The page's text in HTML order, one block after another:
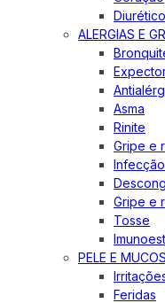
ALERGIAS E
Asma
Rinite
Gripe e
Gripe e
Tosse
PELE E
Feridas